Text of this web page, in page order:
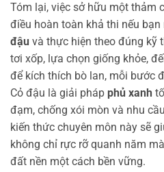
Tóm lại, việc sở hữu một thảm
điều hoàn toàn khả thi nếu bạn
đậu và thực hiện theo đúng kỹ
tơi xốp, lựa chọn giống khỏe,
để kích thích bò lan, mỗi bước
Cỏ đậu là giải pháp phủ xanh
đạm, chống xói mòn và nhu
kiến thức chuyên môn này sẽ
không chỉ rực rỡ quanh năm
đất nền một cách bền vững.